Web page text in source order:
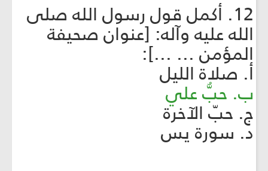
12. أكمل قول رسول الله صلى
الله عليه وآله: [عنوان صحيفة
المؤمن ... ...]:
أ. صلاة الليل
ب. حبُّ علي
ج. حبّ الآخرة
د. سورة يس